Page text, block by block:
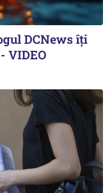
DCNews îți
VIDEO